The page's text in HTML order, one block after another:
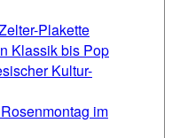
Plakette
Klassik bis Pop
Kultur-
im